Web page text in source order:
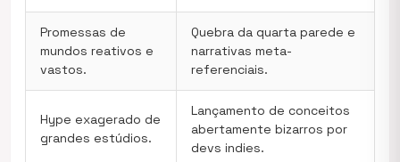
Promessas de
mundos reativos e
vastos.
Quebra da quarta parede e
narrativas meta-
referenciais.
Hype exagerado de
grandes estúdios.
Lançamento de conceitos
abertamente bizarros por
devs indies.